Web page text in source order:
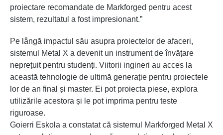
proiectare recomandate de Markforged pentru acest
sistem, rezultatul a fost impresionant.”
Pe lângă impactul său asupra proiectelor de afaceri,
sistemul Metal X a devenit un instrument de învățare
neprețuit pentru studenți. Viitorii ingineri au acces la
această tehnologie de ultimă generație pentru proiectele
lor de an final și master. Ei pot proiecta piese, explora
utilizările acestora și le pot imprima pentru teste
riguroase.
Goierri Eskola a constatat că sistemul Markforged Metal X